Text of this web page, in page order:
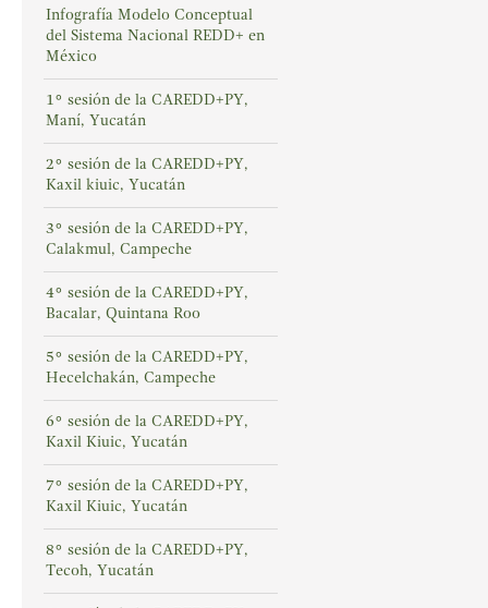
Infografía Modelo Conceptual
del Sistema Nacional REDD+ en
México
1° sesión de la CAREDD+PY,
Maní, Yucatán
2° sesión de la CAREDD+PY,
Kaxil kiuic, Yucatán
3° sesión de la CAREDD+PY,
Calakmul, Campeche
4° sesión de la CAREDD+PY,
Bacalar, Quintana Roo
5° sesión de la CAREDD+PY,
Hecelchakán, Campeche
6° sesión de la CAREDD+PY,
Kaxil Kiuic, Yucatán
7° sesión de la CAREDD+PY,
Kaxil Kiuic, Yucatán
8° sesión de la CAREDD+PY,
Tecoh, Yucatán